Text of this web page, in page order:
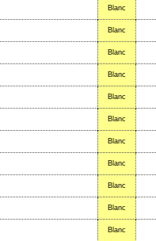
Blanc
Blanc
Blanc
Blanc
Blanc
Blanc
Blanc
Blanc
Blanc
Blanc
Blanc